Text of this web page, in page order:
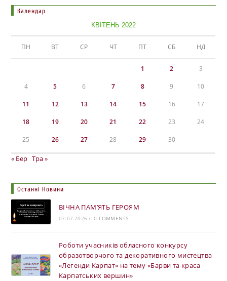
Календар
КВІТЕНЬ 2022
ПН ВТ СР ЧТ ПТ СБ НД
1 2 3
4 5 6 7 8 9 10
11 12 13 14 15 16 17
18 19 20 21 22 23 24
25 26 27 28 29 30
« Бер Тра »
Останні Новини
ВІЧНА ПАМ’ЯТЬ ГЕРОЯМ
07.07.2026 / 0 COMMENTS
Роботи учасників обласного конкурсу
образотворчого та декоративного мистецтва
«Легенди Карпат» на тему «Барви та краса
Карпатських вершин»